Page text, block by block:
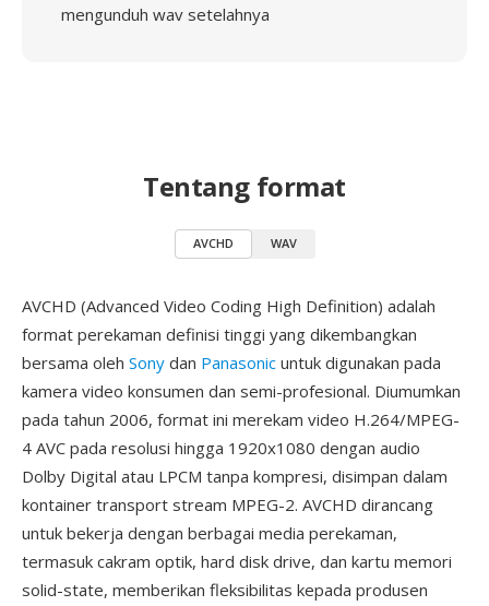
mengunduh wav setelahnya
Tentang format
AVCHD WAV
AVCHD (Advanced Video Coding High Definition) adalah
format perekaman definisi tinggi yang dikembangkan
bersama oleh Sony dan Panasonic untuk digunakan pada
kamera video konsumen dan semi-profesional. Diumumkan
pada tahun 2006, format ini merekam video H.264/MPEG-
4 AVC pada resolusi hingga 1920x1080 dengan audio
Dolby Digital atau LPCM tanpa kompresi, disimpan dalam
kontainer transport stream MPEG-2. AVCHD dirancang
untuk bekerja dengan berbagai media perekaman,
termasuk cakram optik, hard disk drive, dan kartu memori
solid-state, memberikan fleksibilitas kepada produsen